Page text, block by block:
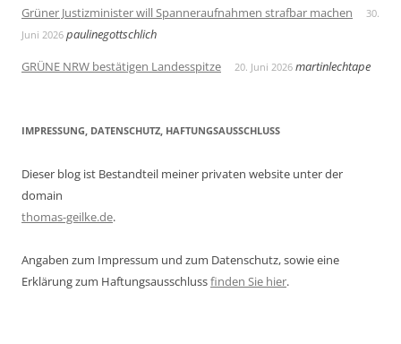
Grüner Justizminister will Spanneraufnahmen strafbar machen
30.
Juni 2026 paulinegottschlich
GRÜNE NRW bestätigen Landesspitze
20. Juni 2026 martinlechtape
IMPRESSUNG, DATENSCHUTZ, HAFTUNGSAUSSCHLUSS
Dieser blog ist Bestandteil meiner privaten website unter der
domain
thomas-geilke.de.
Angaben zum Impressum und zum Datenschutz, sowie eine
Erklärung zum Haftungsausschlussfinden Sie hier.